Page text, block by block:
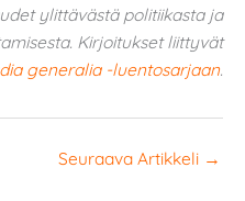
ylittävästä politiikasta ja
Kirjoitukset liittyvät
generalia -luentosarjaan.
Seuraava Artikkeli →